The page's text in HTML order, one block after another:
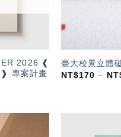
2026 ❰
專案計畫
臺大校景立體
NT$170 –